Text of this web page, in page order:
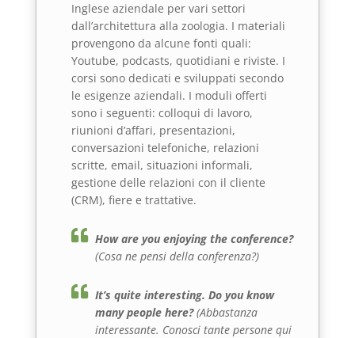
Inglese aziendale per vari settori
dall’architettura alla zoologia. I materiali
provengono da alcune fonti quali:
Youtube, podcasts, quotidiani e riviste. I
corsi sono dedicati e sviluppati secondo
le esigenze aziendali. I moduli offerti
sono i seguenti: colloqui di lavoro,
riunioni d’affari, presentazioni,
conversazioni telefoniche, relazioni
scritte, email, situazioni informali,
gestione delle relazioni con il cliente
(CRM), fiere e trattative.
How are you enjoying the conference?
(Cosa ne pensi della conferenza?)
It’s quite interesting. Do you know
many people here?(Abbastanza
interessante. Conosci tante persone qui